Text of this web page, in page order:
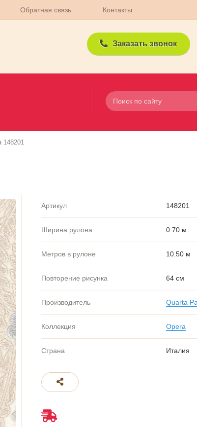
Обратная связь Контакты
Заказать звонок
148201
Артикул 148201
Ширина рулона 0.70 м
Метров в рулоне 10.50 м
Повторение рисунка 64 см
Производитель Quarta
Коллекция Opera
Страна Италия